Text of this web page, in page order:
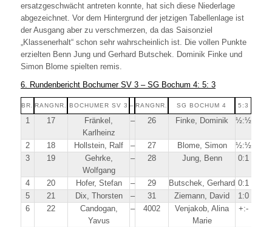
ersatzgeschwächt antreten konnte, hat sich diese Niederlage
abgezeichnet. Vor dem Hintergrund der jetzigen Tabellenlage ist
der Ausgang aber zu verschmerzen, da das Saisonziel
„Klassenerhalt“ schon sehr wahrscheinlich ist. Die vollen Punkte
erzielten Benn Jung und Gerhard Butschek. Dominik Finke und
Simon Blome spielten remis.
6. Rundenbericht Bochumer SV 3 – SG Bochum 4: 5: 3
BR. RANGNR. BOCHUMER SV 3 – RANGNR. SG BOCHUM 4 5:3
1 17
Fränkel,
Karlheinz
– 26 Finke, Dominik ½:½
2 18 Hollstein, Ralf – 27 Blome, Simon
½:½
3
19
Gehrke,
Wolfgang
– 28 Jung, Benn 0:1
4 20 Hofer, Stefan – 29 Butschek, Gerhard 0:1
5
21 Dix, Thorsten – 31 Ziemann, David
1:0
6
22
Candogan,
Yavus
– 4002
Venjakob, Alina
Marie
+:-